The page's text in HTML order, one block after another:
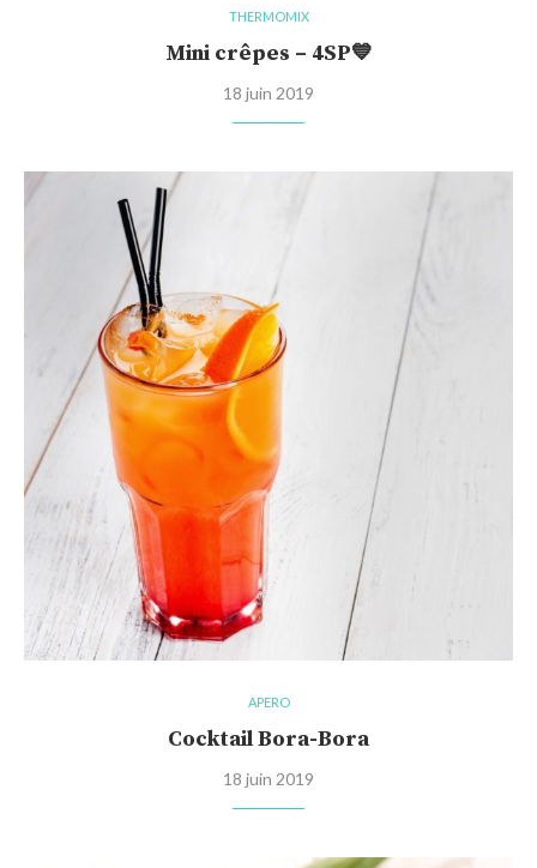
THERMOMIX
Mini crêpes – 4SP💙
18 juin 2019
APERO
Cocktail Bora-Bora
18 juin 2019